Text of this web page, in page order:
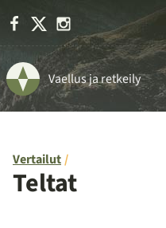
Facebook Instagram
Vaellus ja retkeily
Vertailut
Teltat